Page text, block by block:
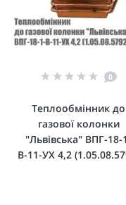
0
Теплообмінник до
газової колонки
"Львiвська" ВПГ-18-
В-11-УХ 4,2